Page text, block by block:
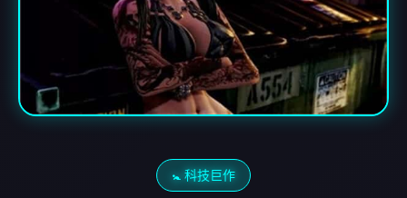
🚼 科技巨作